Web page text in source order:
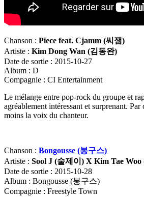
Chanson : Piece feat. Cjamm (씨잼)
Artiste : Kim Dong Wan (김동완)
Date de sortie : 2015-10-27
Album : D
Compagnie : CI Entertainment
Le mélange entre pop-rock du groupe et
agréablement intéressant et surprenant. Par
moins la voix du chanteur.
Chanson : Bongousse (봉구스)
Artiste : Sool J (술제이) X Kim Tae Woo
Date de sortie : 2015-10-28
Album : Bongousse (봉구스)
Compagnie : Freestyle Town